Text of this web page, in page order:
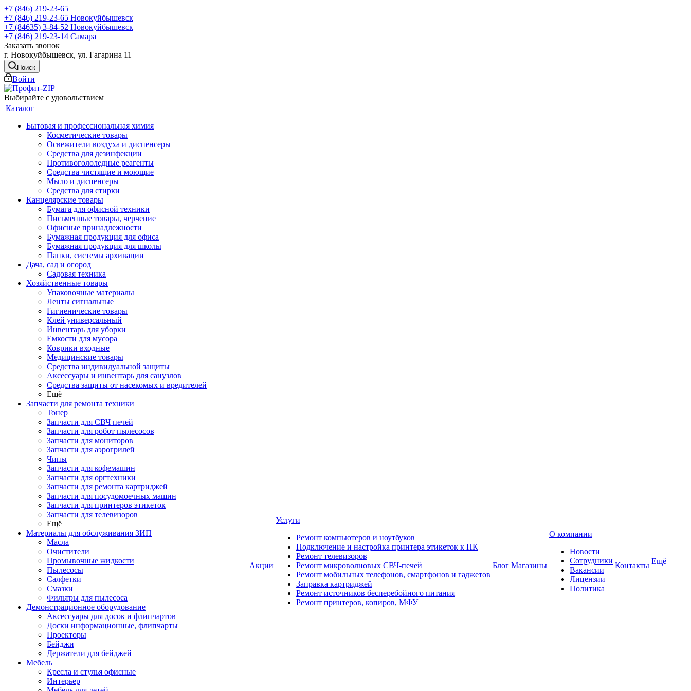
+7 (846) 219-23-65
+7 (846) 219-23-65 Новокуйбышевск
+7 (84635) 3-84-52 Новокуйбышевск
+7 (846) 219-23-14 Самара
Заказать звонок
г. Новокуйбышевск, ул. Гагарина 11
Поиск
Войти
Выбирайте с удовольствием
Каталог
Бытовая и профессиональная химия
Косметические товары
Освежители воздуха и диспенсеры
Средства для дезинфекции
Противогололедные реагенты
Средства чистящие и моющие
Мыло и диспенсеры
Средства для стирки
Канцелярские товары
Бумага для офисной техники
Письменные товары, черчение
Офисные принадлежности
Бумажная продукция для офиса
Бумажная продукция для школы
Папки, системы архивации
Дача, сад и огород
Садовая техника
Хозяйственные товары
Упаковочные материалы
Ленты сигнальные
Гигиенические товары
Клей универсальный
Инвентарь для уборки
Емкости для мусора
Коврики входные
Медицинские товары
Средства индивидуальной защиты
Аксессуары и инвентарь для санузлов
Средства защиты от насекомых и вредителей
Ещё
Запчасти для ремонта техники
Тонер
Запчасти для СВЧ печей
Запчасти для робот пылесосов
Запчасти для мониторов
Запчасти для аэрогрилей
Чипы
Запчасти для кофемашин
Запчасти для оргтехники
Запчасти для ремонта картриджей
Запчасти для посудомоечных машин
Запчасти для принтеров этикеток
Запчасти для телевизоров
Ещё
Материалы для обслуживания ЗИП
Масла
Очистители
Промывочные жидкости
Пылесосы
Салфетки
Смазки
Фильтры для пылесоса
Демонстрационное оборудование
Аксессуары для досок и флипчартов
Доски информационные, флипчарты
Проекторы
Бейджи
Держатели для бейджей
Мебель
Кресла и стулья офисные
Интерьер
Акции
Услуги
Ремонт компьютеров и ноутбуков
Подключение и настройка принтера этикеток к ПК
Ремонт телевизоров
Ремонт микроволновых СВЧ-печей
Ремонт мобильных телефонов, смартфонов и гаджетов
Заправка картриджей
Ремонт источников бесперебойного питания
Ремонт принтеров, копиров, МФУ
Блог Магазины
О компании
Новости
Сотрудники
Вакансии
Лицензии
Политика
Контакты Ещё